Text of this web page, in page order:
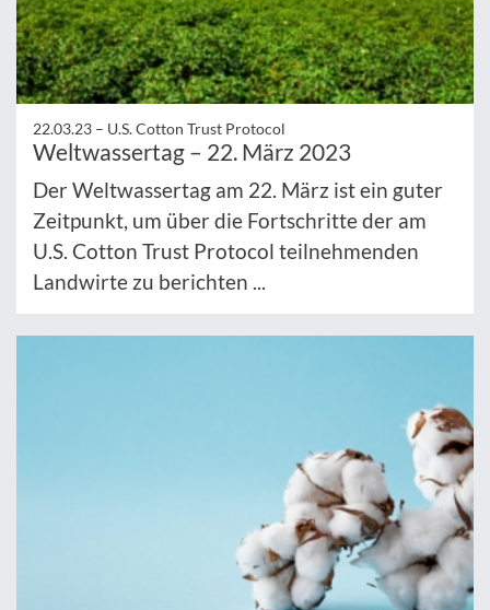
22.03.23 – U.S. Cotton Trust Protocol
Weltwassertag – 22. März 2023
Der Weltwassertag am 22. März ist ein guter
Zeitpunkt, um über die Fortschritte der am
U.S. Cotton Trust Protocol teilnehmenden
Landwirte zu berichten ...